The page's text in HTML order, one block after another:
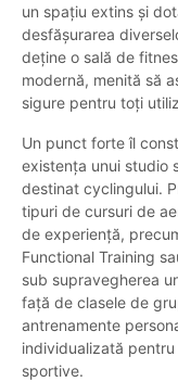
un spațiu extins și
desfășurarea
deține o sală de
modernă, menită să
sigure pentru toți
Un punct forte îl
existența unui studio
destinat cyclingului.
tipuri de cursuri de
de experiență,
Functional Training
sub supravegherea
față de clasele de
antrenamente
individualizată
sportive.